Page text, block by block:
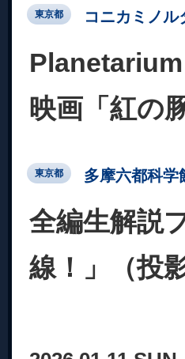
東京都 コニカミノ
映画「紅の
東京都 多摩六都科学
全編生解説
線！」（投